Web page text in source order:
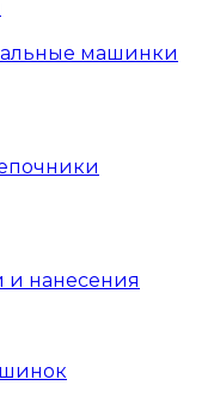
машинки
и нанесения